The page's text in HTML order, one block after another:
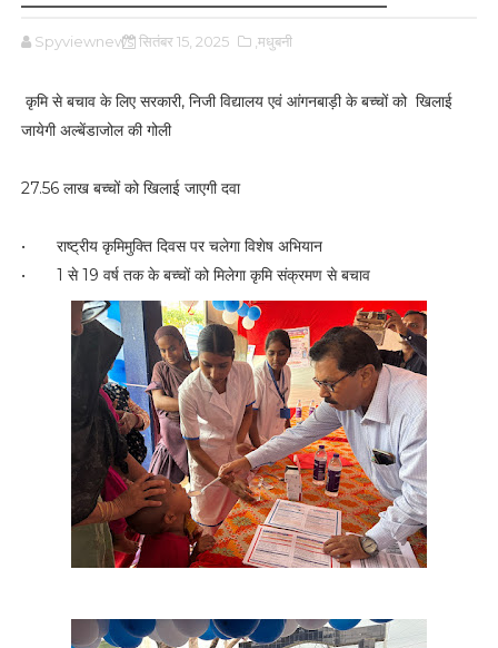
Spyviewnews सितंबर 15, 2025 ,मधुबनी
कृमि से बचाव के लिए सरकारी, निजी विद्यालय एवं आंगनबाड़ी के बच्चों को खिलाई
जायेगी अल्बेंडाजोल की गोली
27.56 लाख बच्चों को खिलाई जाएगी दवा
•
राष्ट्रीय कृमिमुक्ति दिवस पर चलेगा विशेष अभियान
•
1 से 19 वर्ष तक के बच्चों को मिलेगा कृमि संक्रमण से बचाव